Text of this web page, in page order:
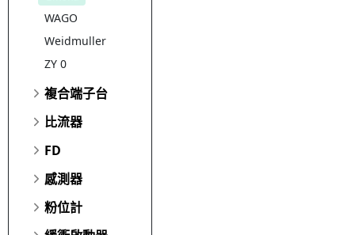
WAGO
Weidmuller
ZY 0
複合端子台
比流器
FD
感測器
粉位計